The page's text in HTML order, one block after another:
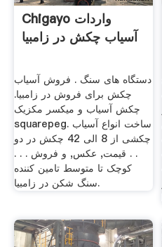
Chigayo واردات
آسیاب چکش در زامبیا
دستگاه های سنگ . فروش آسیاب
چکش برای فروش در زامبیا.
چکش آسیاب و میکسر مکزیک
squarepeg. ساخت انواع آسیاب
چکشی از 8 الی 42 چکش در دو
. . قيمت, عکس, و فروش . . .
کوچک تا متوسط تامین کننده
سنگ شکن در زامبیا.